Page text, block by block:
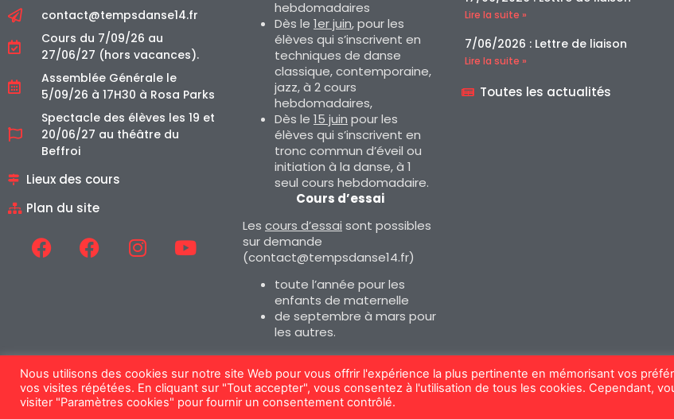
contact@tempsdanse14.fr
Cours du 7/09/26 au
27/06/27 (hors vacances).
Assemblée Générale le
5/09/26 à 17H30 à Rosa Parks
Spectacle des élèves les 19 et
20/06/27 au théâtre du
Beffroi
Lieux des cours
Plan du site
hebdomadaires
Dès le 1er juin, pour les
élèves qui s’inscrivent en
techniques de danse
classique, contemporaine,
jazz, à 2 cours
hebdomadaires,
Dès le 15 juin pour les
élèves qui s’inscrivent en
tronc commun d’éveil ou
initiation à la danse, à 1
seul cours hebdomadaire.
Cours d’essai
Les cours d’essai sont possibles
sur demande
(contact@tempsdanse14.fr)
toute l’année pour les
enfants de maternelle
de septembre à mars pour
les autres.
Lire la suite »
7/06/2026 : Lettre de liaison
Lire la suite »
Toutes les actualités
Mentions légales
Nous utilisons des cookies sur notre site Web pour vous offrir l'expérience la plus pertinente en mémorisant vos
vos visites répétées. En cliquant sur "Tout accepter", vous consentez à l'utilisation de tous les cookies. Cependant,
visiter "Paramètres cookies" pour fournir un consentement contrôlé.